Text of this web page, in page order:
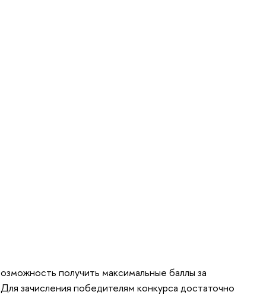
получить максимальные баллы за
зачисления победителям конкурса достаточно